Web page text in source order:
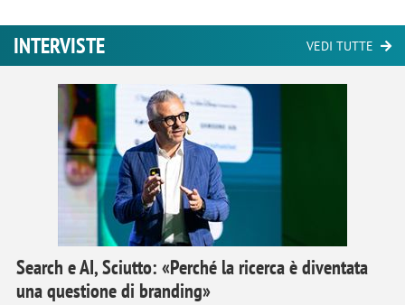
INTERVISTE VEDI TUTTE
Search e AI, Sciutto: «Perché la ricerca è diventata
una questione di branding»